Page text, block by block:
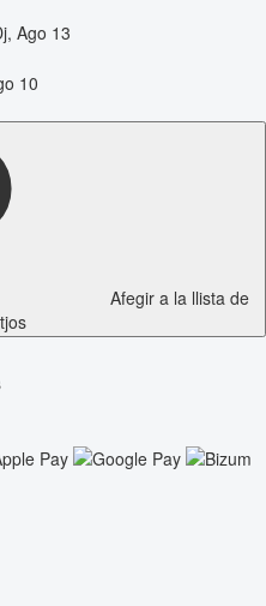
Ago 13
10
Afegir a la llista de